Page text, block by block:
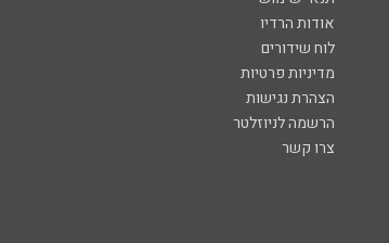
אודות הרדיו
לוח שידורים
מדיניות פרטיות
הצהרת נגישות
הרשמה לניוזלטר
צרו קשר